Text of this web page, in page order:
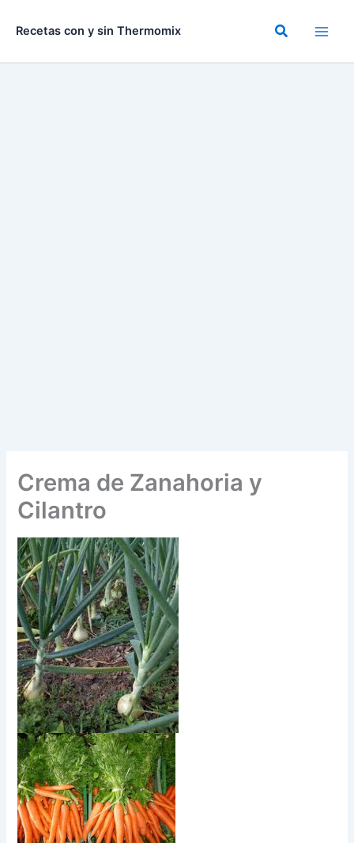
Recetas con y sin Thermomix Buscar
Crema de Zanahoria y
Cilantro